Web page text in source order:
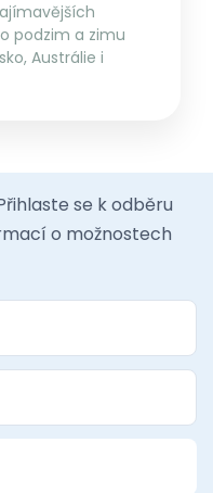
podzim a zimu
Austrálie i
se k odběru
o možnostech